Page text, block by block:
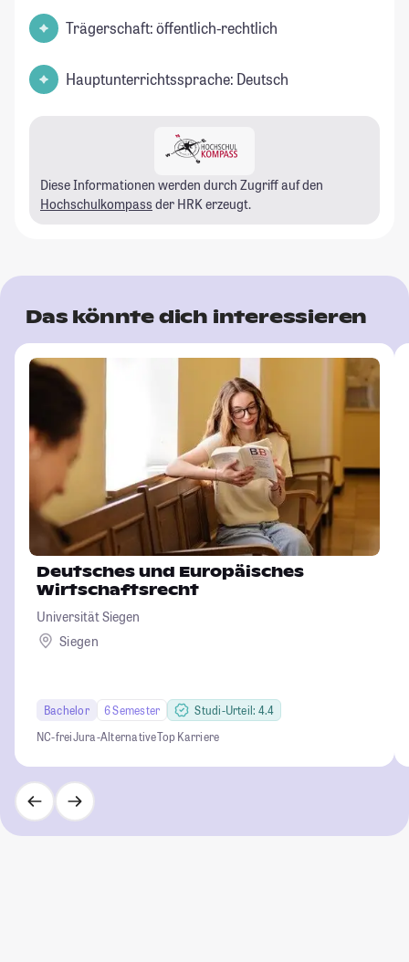
Trägerschaft: öffentlich-rechtlich
Hauptunterrichtssprache: Deutsch
Diese Informationen werden durch Zugriff auf den
Hochschulkompass der HRK erzeugt.
Das könnte dich interessieren
Deutsches und Europäisches
Wirtschaftsrecht
Universität Siegen
Siegen
Bachelor 6 Semester
Studi-Urteil: 4.4
NC-freiJura-AlternativeTop Karriere